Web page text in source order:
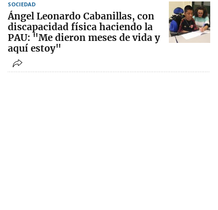
SOCIEDAD
Ángel Leonardo Cabanillas, con
discapacidad física haciendo la
PAU: "Me dieron meses de vida y
aquí estoy"